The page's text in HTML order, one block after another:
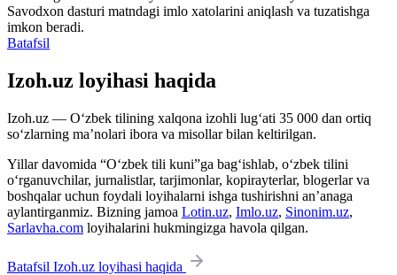
Savodxon dasturi matndagi imlo xatolarini aniqlash va tuzatishga
imkon beradi.
Batafsil
Izoh.uz loyihasi haqida
Izoh.uz — O‘zbek tilining xalqona izohli lug‘ati 35 000 dan ortiq
so‘zlarning ma’nolari ibora va misollar bilan keltirilgan.
Yillar davomida “O‘zbek tili kuni”ga bag‘ishlab, o‘zbek tilini
o‘rganuvchilar, jurnalistlar, tarjimonlar, kopirayterlar, blogerlar va
boshqalar uchun foydali loyihalarni ishga tushirishni an’anaga
aylantirganmiz. Bizning jamoa Lotin.uz, Imlo.uz, Sinonim.uz,
Sarlavha.com loyihalarini hukmingizga havola qilgan.
Batafsil Izoh.uz loyihasi haqida